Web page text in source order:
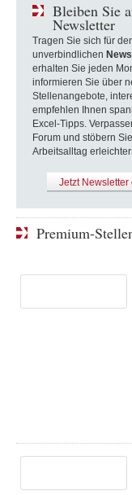
Bleiben Sie
Newsletter
Tragen Sie sich für
unverbindlichen
erhalten Sie jeden
informieren Sie über
Stellenangebote,
empfehlen Ihnen
Excel-Tipps.
Forum und stöbern
Arbeitsalltag
Jetzt Newsletter
Premium-